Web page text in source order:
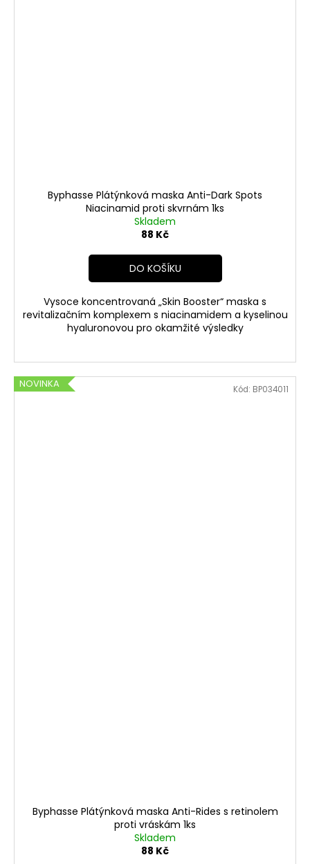
Byphasse Plátýnková maska Anti-Dark Spots
Niacinamid proti skvrnám 1ks
Skladem
88 Kč
DO KOŠÍKU
Vysoce koncentrovaná „Skin Booster“ maska s
revitalizačním komplexem s niacinamidem a kyselinou
hyaluronovou pro okamžité výsledky
NOVINKA
Byphasse Plátýnková maska Anti-Rides s retinolem
proti vráskám 1ks
Skladem
88 Kč
Kód: BP034011